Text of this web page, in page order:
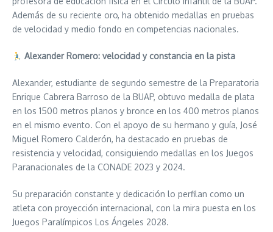
Además de su reciente oro, ha obtenido medallas en pruebas
de velocidad y medio fondo en competencias nacionales.
Alexander Romero: velocidad y constancia en la pista
Alexander, estudiante de segundo semestre de la Preparatoria
Enrique Cabrera Barroso de la BUAP, obtuvo medalla de plata
en los 1500 metros planos y bronce en los 400 metros planos
en el mismo evento. Con el apoyo de su hermano y guía, José
Miguel Romero Calderón, ha destacado en pruebas de
resistencia y velocidad, consiguiendo medallas en los Juegos
Paranacionales de la CONADE 2023 y 2024.
Su preparación constante y dedicación lo perfilan como un
atleta con proyección internacional, con la mira puesta en los
Juegos Paralímpicos Los Ángeles 2028.